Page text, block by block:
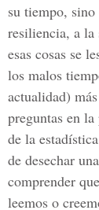
su tiempo, sino
resiliencia, a la
esas cosas se
los malos
actualidad)
preguntas en
de la
de desechar
comprender
leemos o